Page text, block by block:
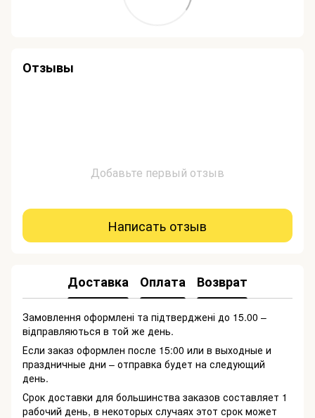
Отзывы
Добавьте первый отзыв
Написать отзыв
Доставка Оплата Возврат
Замовлення оформлені та підтверджені до 15.00 –
відправляються в той же день.
Если заказ оформлен после 15:00 или в выходные и
праздничные дни – отправка будет на следующий
день.
Срок доставки для большинства заказов составляет 1
рабочий день, в некоторых случаях этот срок может